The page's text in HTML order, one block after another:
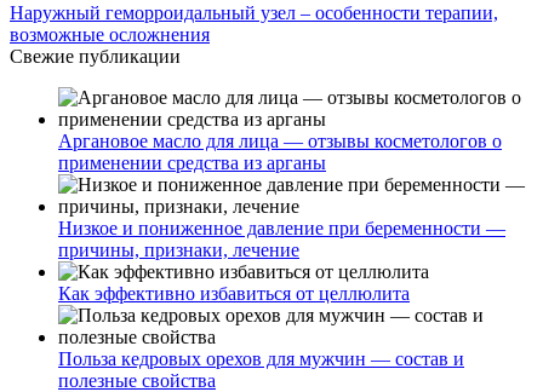
Наружный геморроидальный узел – особенности терапии,
возможные осложнения
Свежие публикации
Аргановое масло для лица — отзывы косметологов о
применении средства из арганы
Низкое и пониженное давление при беременности —
причины, признаки, лечение
Как эффективно избавиться от целлюлита
Польза кедровых орехов для мужчин — состав и
полезные свойства